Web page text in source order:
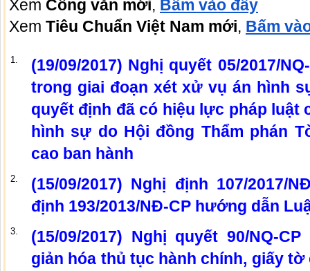
Xem Công văn mới, Bấm vào đây
Xem Tiêu Chuẩn Việt Nam mới, Bấm
1.
(19/09/2017) Nghị quyết 05/2017/
trong giai đoạn xét xử vụ án hình
quyết định đã có hiệu lực pháp luật
hình sự do Hội đồng Thẩm phán
cao ban hành
2.
(15/09/2017) Nghị định 107/2017/
định 193/2013/NĐ-CP hướng dẫn
3.
(15/09/2017) Nghị quyết 90/NQ-
giản hóa thủ tục hành chính, giấy tờ